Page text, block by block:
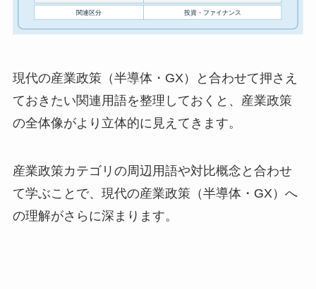
現代の産業政策（半導体・GX）と合わせて押さえ
ておきたい関連用語を整理しておくと、産業政策
の全体像がより立体的に見えてきます。
産業政策カテゴリの周辺用語や対比概念と合わせ
て学ぶことで、現代の産業政策（半導体・GX）へ
の理解がさらに深まります。